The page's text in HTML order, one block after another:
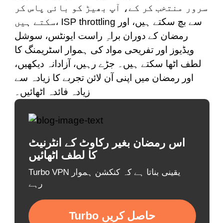
سرور منتخب کر کے، آپ بھیڑ کو بائی پاس کر
سکتے ہیں، ISP throttling سے بچ سکتے ہیں، اور
رمضان کے دوران براہِ راست ایونٹس، سوشل
ویڈیوز اور تفریحی مواد کی ہموار اسٹریمنگ کا
لطف اٹھا سکتے ہیں۔ جڑے رہیں، آزادانہ دیکھیں،
اور رمضان میں اپنی آن لائن تجربے کا زیادہ سے
زیادہ فائدہ اٹھائیں۔
اس رمضان بغیر رکاوٹ کے انٹرنیٹ
کا لطف اٹھائیں
Turbo VPN یقینی بناتا ہے کہ کنکشن ہموار
رہے
Turbo حاصل کریں